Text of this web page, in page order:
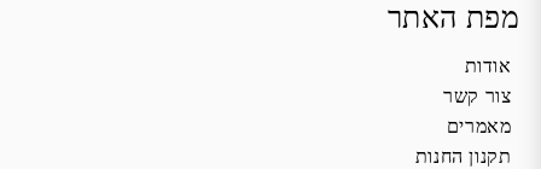
מפת האתר
אודות
צור קשר
מאמרים
תקנון החנות